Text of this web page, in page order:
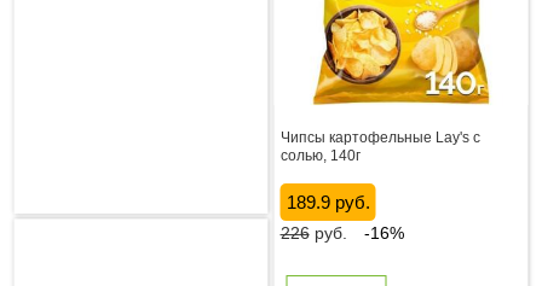
Чипсы картофельные Lay's с
солью, 140г
189.9 руб.
226руб. -16%